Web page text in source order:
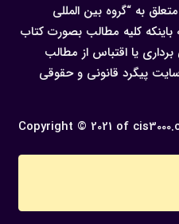
به “گروه بین المللی
کلیه مطالب بصورت کتاب
یا اقتباس از مطالب
پیگرد قانونی و حقوقی
Copyright © 2021 of